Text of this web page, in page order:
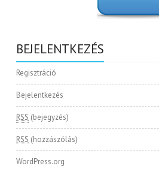
BEJELENTKEZÉS
Regisztráció
Bejelentkezés
RSS (bejegyzés)
RSS (hozzászólás)
WordPress.org